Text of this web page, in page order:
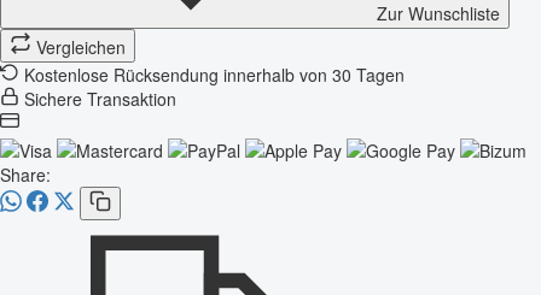
Zur Wunschliste
Vergleichen
Kostenlose Rücksendung innerhalb von 30 Tagen
Sichere Transaktion
Share: